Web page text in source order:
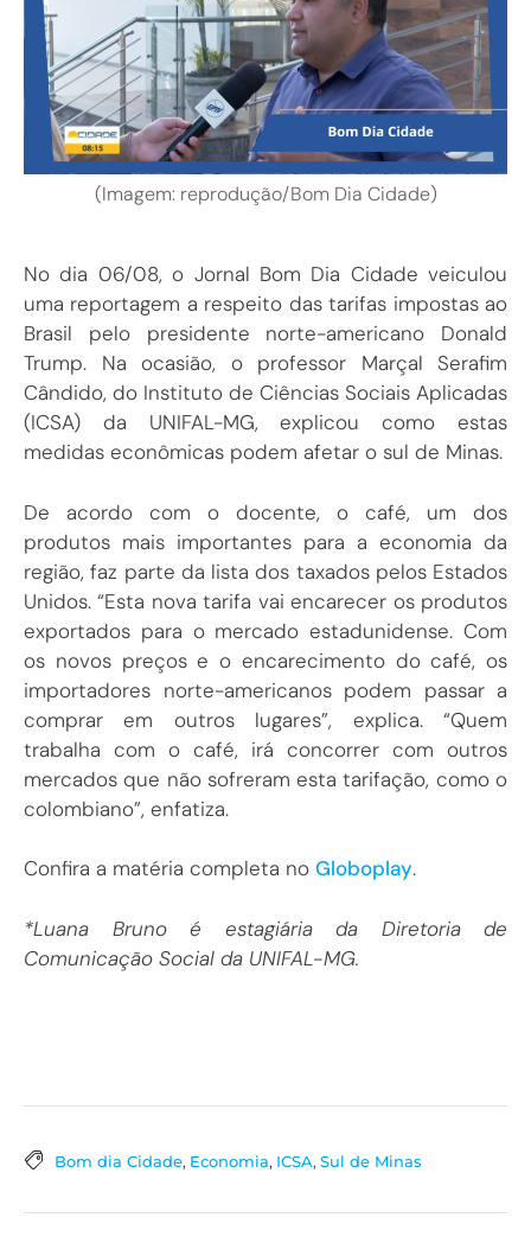
(Imagem: reprodução/Bom Dia Cidade)
No dia 06/08, o Jornal Bom Dia Cidade veiculou
uma reportagem a respeito das tarifas impostas ao
Brasil pelo presidente norte-americano Donald
Trump. Na ocasião, o professor Marçal Serafim
Cândido, do Instituto de Ciências Sociais Aplicadas
(ICSA) da UNIFAL-MG, explicou como estas
medidas econômicas podem afetar o sul de Minas.
De acordo com o docente, o café, um dos
produtos mais importantes para a economia da
região, faz parte da lista dos taxados pelos Estados
Unidos. “Esta nova tarifa vai encarecer os produtos
exportados para o mercado estadunidense. Com
os novos preços e o encarecimento do café, os
importadores norte-americanos podem passar a
comprar em outros lugares”, explica. “Quem
trabalha com o café, irá concorrer com outros
mercados que não sofreram esta tarifação, como o
colombiano”, enfatiza.
Confira a matéria completa no Globoplay.
*Luana Bruno é estagiária da Diretoria de
Comunicação Social da UNIFAL-MG.
Bom dia Cidade, Economia, ICSA, Sul de Minas